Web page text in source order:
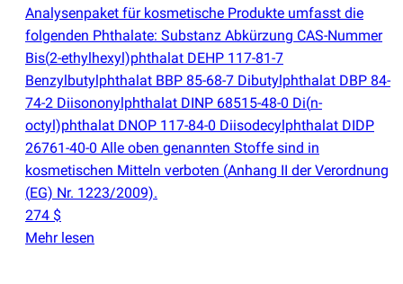
Analysenpaket für kosmetische Produkte umfasst die
folgenden Phthalate: Substanz Abkürzung CAS-Nummer
Bis(2-ethylhexyl)phthalat DEHP 117-81-7
Benzylbutylphthalat BBP 85-68-7 Dibutylphthalat DBP 84-
74-2 Diisononylphthalat DINP 68515-48-0 Di(n-
octyl)phthalat DNOP 117-84-0 Diisodecylphthalat DIDP
26761-40-0 Alle oben genannten Stoffe sind in
kosmetischen Mitteln verboten (Anhang II der Verordnung
(EG) Nr. 1223/2009).
274 $
Mehr lesen